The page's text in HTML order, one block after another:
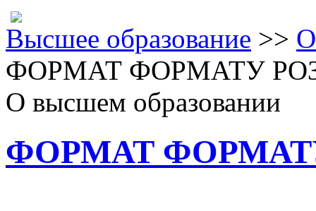
Высшее образование >>
ФОРМАТ ФОРМАТУ
О высшем образовании
ФОРМАТ